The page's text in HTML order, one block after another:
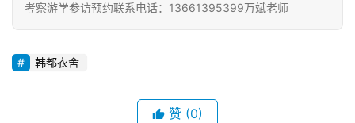
考察游学参访预约联系电话：13661395399万斌老师
韩都衣舍
赞 (0)